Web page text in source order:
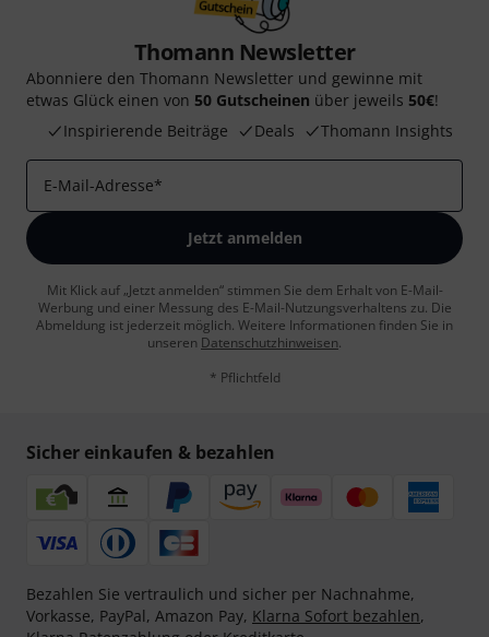
Thomann Newsletter
Abonniere den Thomann Newsletter und gewinne mit
etwas Glück einen von 50 Gutscheinen über jeweils 50€!
Inspirierende Beiträge
Deals Thomann Insights
E-Mail-Adresse*
Jetzt anmelden
Mit Klick auf „Jetzt anmelden“ stimmen Sie dem Erhalt von E-Mail-
Werbung und einer Messung des E-Mail-Nutzungsverhaltens zu. Die
Abmeldung ist jederzeit möglich. Weitere Informationen finden Sie in
unseren Datenschutzhinweisen.
* Pflichtfeld
Sicher einkaufen & bezahlen
Bezahlen Sie vertraulich und sicher per Nachnahme,
Vorkasse, PayPal, Amazon Pay, Klarna Sofort bezahlen,